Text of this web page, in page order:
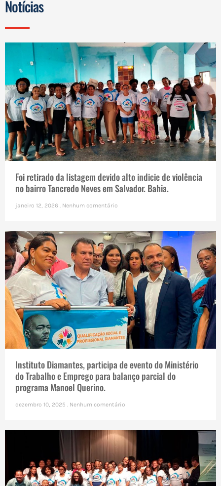
Notícias
Foi retirado da listagem devido alto indicie de violência
no bairro Tancredo Neves em Salvador. Bahia.
janeiro 12, 2026 Nenhum comentário
Instituto Diamantes, participa de evento do Ministério
do Trabalho e Emprego para balanço parcial do
programa Manoel Querino.
dezembro 10, 2025 Nenhum comentário